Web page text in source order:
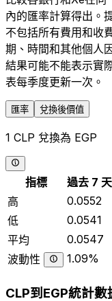
內的匯率計算得出。
不包括所有費用和收
期、時間和其他個人
結果可能不能表示實
表每季度更新一次。
匯率 兌換後價值
1 CLP 兌換為 EGP
指標 過去 7 天
高
0.0552
低
0.0541
平均
0.0547
波動性
1.09%
CLP到EGP統計數